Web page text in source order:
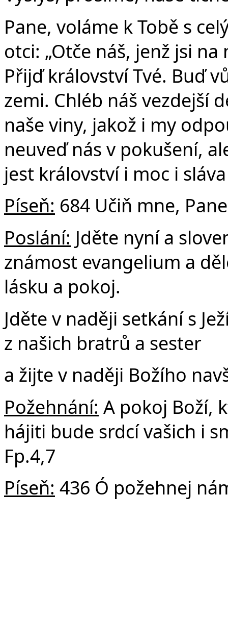
Pane, voláme k Tobě s
otci: „Otče náš, jenž jsi
Přijď království Tvé. Buď
zemi. Chléb náš vezdejší
naše viny, jakož i my
neuveď nás v pokušení,
jest království i moc i
Píseň: 684 Učiň mne,
Poslání: Jděte nyní a
známost evangelium a
lásku a pokoj.
Jděte v naději setkání s
z našich bratrů a sester
a žijte v naději Božího
Požehnání: A pokoj Boží,
hájiti bude srdcí vašich i
Fp.4,7
Píseň: 436 Ó požehnej